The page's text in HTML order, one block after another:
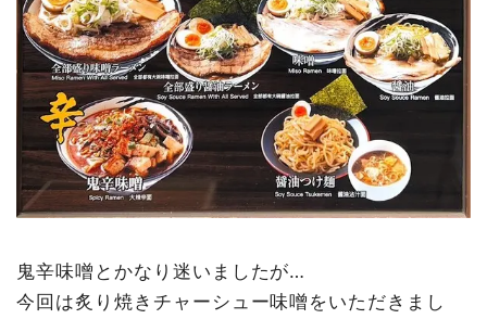
鬼辛味噌とかなり迷いましたが…
今回は炙り焼きチャーシュー味噌をいただきまし